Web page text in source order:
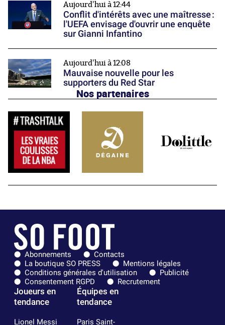
Aujourd'hui à 12:44
Conflit d'intérêts avec une maîtresse :
l'UEFA envisage d'ouvrir une enquête
sur Gianni Infantino
Aujourd'hui à 12:08
Mauvaise nouvelle pour les
supporters du Red Star
Nos partenaires
Abonnements
Contacts
La boutique SO PRESS
Mentions légales
Conditions générales d'utilisation
Publicité
Consentement RGPD
Recrutement
Joueurs en
tendance
Lionel Messi
Équipes en
tendance
Paris Saint-